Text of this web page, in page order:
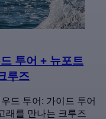
투어 + 뉴포트
루즈
드 투어: 가이드 투어
래를 만나는 크루즈